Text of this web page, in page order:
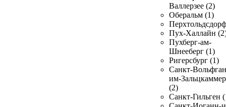
Валлерзее (2)
Оберальм (1)
Пух-Халлайн
Пухберг-ам-
Шнееберг (1)
Ригерсбург (1)
Санкт-
им-
(2)
Санкт-Гильген